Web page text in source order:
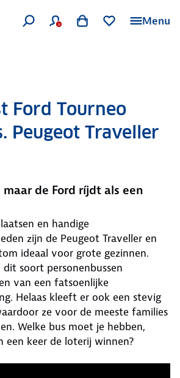
Menu
Ford Tourneo
Peugeot Traveller
de Ford ríjdt als een
en handige
zijn de Peugeot Traveller en
ideaal voor grote gezinnen.
dit soort personenbussen
van een fatsoenlijke
Helaas kleeft er ook een stevig
ze voor de meeste families
Welke bus moet je hebben,
een keer de loterij winnen?